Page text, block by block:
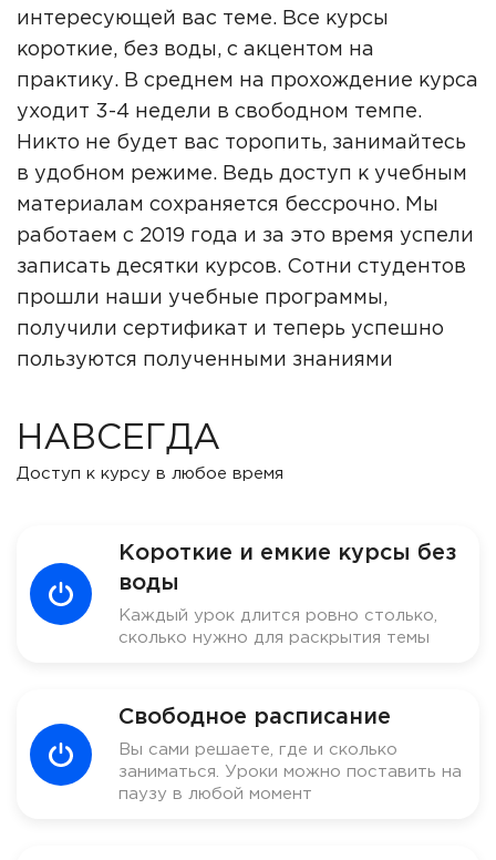
интересующей вас теме. Все курсы
короткие, без воды, с акцентом на
практику. В среднем на прохождение курса
уходит 3-4 недели в свободном темпе.
Никто не будет вас торопить, занимайтесь
в удобном режиме. Ведь доступ к учебным
материалам сохраняется бессрочно. Мы
работаем с 2019 года и за это время успели
записать десятки курсов. Сотни студентов
прошли наши учебные программы,
получили сертификат и теперь успешно
пользуются полученными знаниями
НАВСЕГДА
Доступ к курсу в любое время
Короткие и емкие курсы без
воды
Каждый урок длится ровно столько,
сколько нужно для раскрытия темы
Свободное расписание
Вы сами решаете, где и сколько
заниматься. Уроки можно поставить на
паузу в любой момент